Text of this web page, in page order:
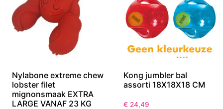
Nylabone extreme chew
lobster filet
mignonsmaak EXTRA
LARGE VANAF 23 KG
Kong jumbler bal
assorti 18X18X18 CM
€ 24,49